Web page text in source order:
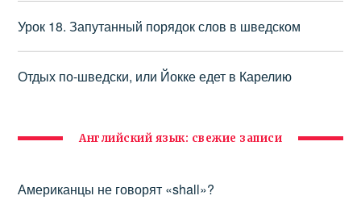
Урок 18. Запутанный порядок слов в шведском
Отдых по-шведски, или Йокке едет в Карелию
Английский язык: свежие записи
Американцы не говорят «shall»?